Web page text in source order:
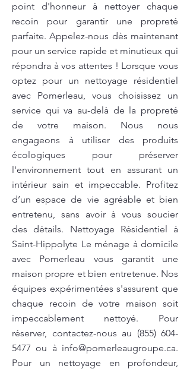
point d'honneur à nettoyer chaque
recoin pour garantir une propreté
parfaite. Appelez-nous dès maintenant
pour un service rapide et minutieux qui
répondra à vos attentes ! Lorsque vous
optez pour un nettoyage résidentiel
avec Pomerleau, vous choisissez un
service qui va au-delà de la propreté
de votre maison. Nous nous
engageons à utiliser des produits
écologiques pour préserver
l'environnement tout en assurant un
intérieur sain et impeccable. Profitez
d’un espace de vie agréable et bien
entretenu, sans avoir à vous soucier
des détails. Nettoyage Résidentiel à
Saint-Hippolyte Le ménage à domicile
avec Pomerleau vous garantit une
maison propre et bien entretenue. Nos
équipes expérimentées s'assurent que
chaque recoin de votre maison soit
impeccablement nettoyé. Pour
réserver, contactez-nous au (855) 604-
5477 ou à info@pomerleaugroupe.ca.
Pour un nettoyage en profondeur,